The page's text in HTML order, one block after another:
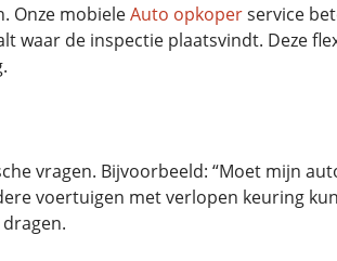
Onze mobieleAuto opkoperservice
waar de inspectie plaatsvindt. Deze
vragen. Bijvoorbeeld: “Moet mijn
voertuigen met verlopen keuring